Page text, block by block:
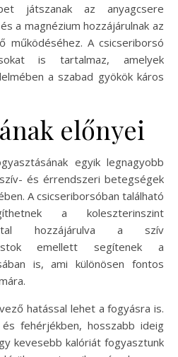
játszanak az anyagcsere
a magnézium hozzájárulnak az
működéséhez. A csicseriborsó
is tartalmaz, amelyek
a szabad gyökök káros
előnyei
egyik legnagyobb
és érrendszeri betegségek
A csicseriborsóban található
a koleszterinszint
hozzájárulva a szív
emellett segítenek a
is, ami különösen fontos
hatással lehet a fogyásra is.
fehérjékben, hosszabb ideig
kevesebb kalóriát fogyasztunk